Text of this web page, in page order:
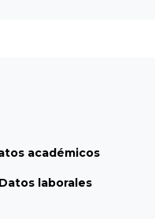
académicos
Datos laborales